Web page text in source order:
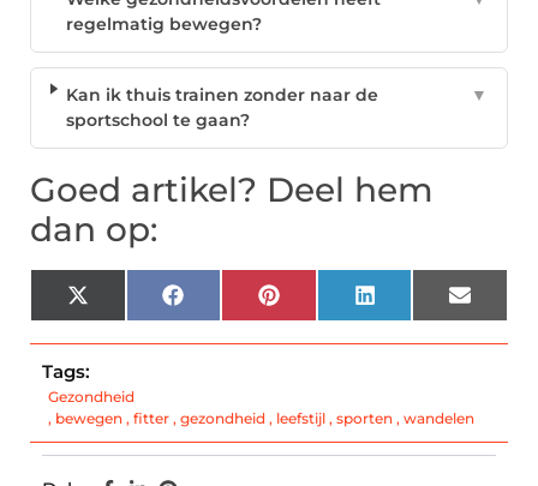
regelmatig bewegen?
Kan ik thuis trainen zonder naar de
sportschool te gaan?
▼
Goed artikel? Deel hem
dan op:
X
(Twitter)
Facebook Pinterest LinkedIn Email
Tags:
Gezondheid
, bewegen , fitter , gezondheid , leefstijl , sporten , wandelen